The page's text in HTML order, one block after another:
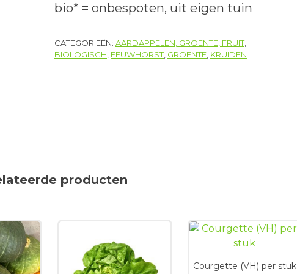
bio* = onbespoten, uit eigen tuin
CATEGORIEËN: AARDAPPELEN, GROENTE, FRUIT,
BIOLOGISCH EEUWHORST, GROENTE KRUIDEN
producten
Courgette (VH) per stuk